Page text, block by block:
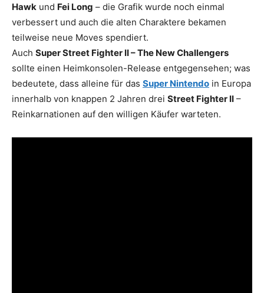
Hawk und Fei Long – die Grafik wurde noch einmal
verbessert und auch die alten Charaktere bekamen
teilweise neue Moves spendiert.
Auch Super Street Fighter II – The New Challengers
sollte einen Heimkonsolen-Release entgegensehen; was
bedeutete, dass alleine für das Super Nintendo in Europa
innerhalb von knappen 2 Jahren drei Street Fighter II –
Reinkarnationen auf den willigen Käufer warteten.